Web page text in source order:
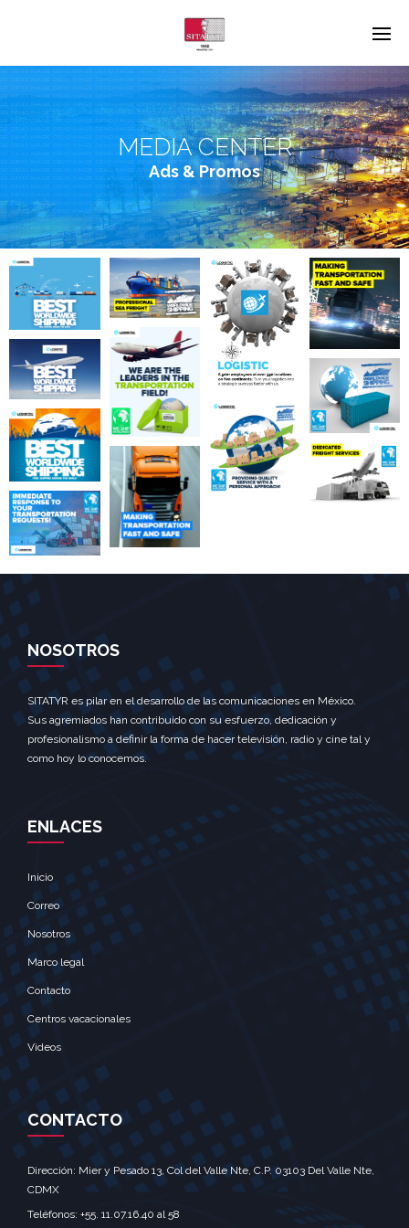
MEDIA CENTER
Ads & Promos
NOSOTROS
SITATYR es pilar en el desarrollo de las comunicaciones en México.
Sus agremiados han contribuido con su esfuerzo, dedicación y
profesionalismo a definir la forma de hacer televisión, radio y cine tal y
como hoy lo conocemos.
ENLACES
Inicio
Correo
Nosotros
Marco legal
Contacto
Centros vacacionales
Videos
CONTACTO
Dirección: Mier y Pesado 13, Col del Valle Nte, C.P. 03103 Del Valle Nte,
CDMX‎
Teléfonos: +55. 11.07.16.40 al 58‎